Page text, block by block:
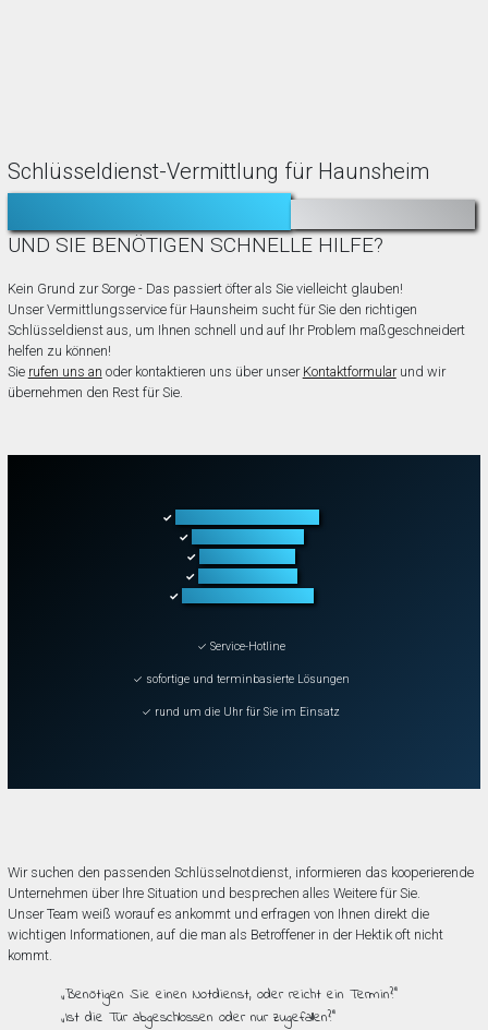
Schlüsseldienst-Vermittlung für Haunsheim
TÜR ZUGEFALLEN?
UND SIE BENÖTIGEN SCHNELLE HILFE?
Kein Grund zur Sorge - Das passiert öfter als Sie vielleicht glauben!
Unser Vermittlungsservice für Haunsheim sucht für Sie den richtigen
Schlüsseldienst aus, um Ihnen schnell und auf Ihr Problem maßgeschneidert
helfen zu können!
Sie rufen uns an oder kontaktieren uns über unser Kontaktformularund wir
übernehmen den Rest für Sie.
✓
✓
✓
✓
✓
✓ Service-Hotline
✓ sofortige und terminbasierte Lösungen
✓ rund um die Uhr für Sie im Einsatz
Wir suchen den passenden Schlüsselnotdienst, informieren das kooperierende
Unternehmen über Ihre Situation und besprechen alles Weitere für Sie.
Unser Team weiß worauf es ankommt und erfragen von Ihnen direkt die
wichtigen Informationen, auf die man als Betroffener in der Hektik oft nicht
kommt.
„Benötigen Sie einen Notdienst, oder reicht ein Termin?”
„Ist die Tür abgeschlossen oder nur zugefallen?”